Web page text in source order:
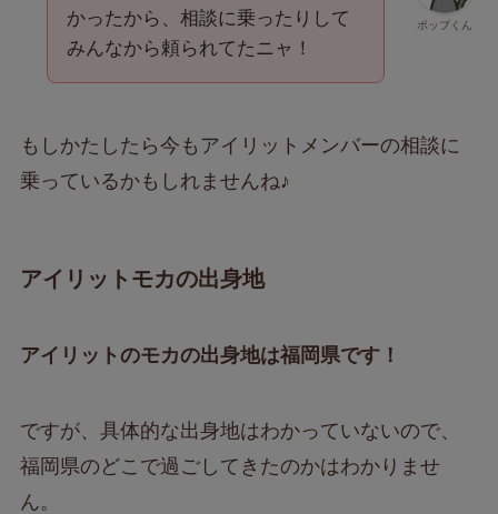
ポップくん
かったから、相談に乗ったりして
みんなから頼られてたニャ！
もしかたしたら今もアイリットメンバーの相談に
乗っているかもしれませんね♪
アイリットモカの出身地
アイリットのモカの出身地は福岡県です！
ですが、具体的な出身地はわかっていないので、
福岡県のどこで過ごしてきたのかはわかりませ
ん。